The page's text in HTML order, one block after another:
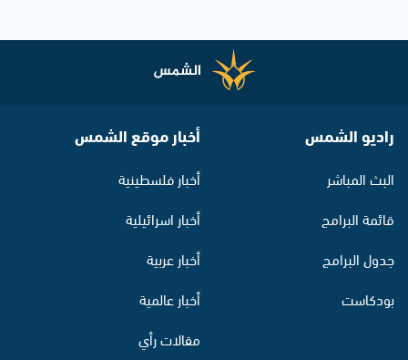
راديو الشمس
البث المباشر
قائمة البرامج
جدول البرامج
بودكاست
أخبار موقع الشمس
أخبار فلسطينية
أخبار اسرائيلية
أخبار عربية
أخبار عالمية
مقالات رأي